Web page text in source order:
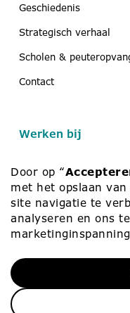
Geschiedenis
Strategisch verhaal
Scholen &
Contact
Werken bij
Vacatures
Zij-instroom
Starters
Door op “
met het opslaan
site navigatie te
analyseren en ons